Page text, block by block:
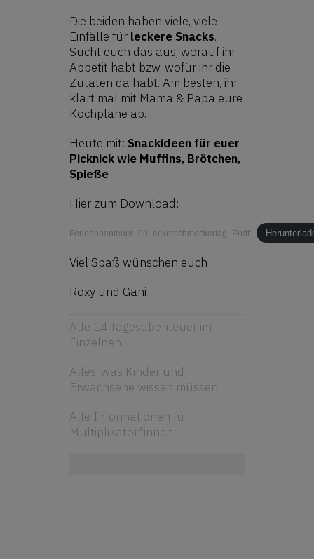
Die beiden haben viele, viele
Einfälle für leckere Snacks.
Sucht euch das aus, worauf ihr
Appetit habt bzw. wofür ihr die
Zutaten da habt. Am besten, ihr
klärt mal mit Mama & Papa eure
Kochpläne ab.
Heute mit: Snackideen für euer
Picknick wie Muffins, Brötchen,
Spieße
Hier zum Download:
Ferienabenteuer_09Leckerschmeckertag_Endf
Viel Spaß wünschen euch
Roxy und Gani
Alle 14 Tagesabenteuer im
Einzelnen.
Alles, was Kinder und
Erwachsene wissen müssen.
Alle Informationen für
Multiplikator*innen.